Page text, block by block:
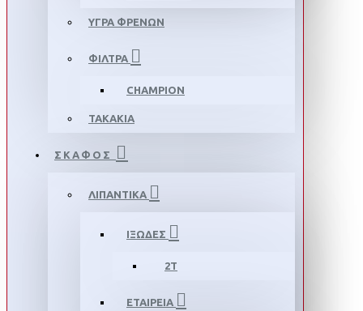
ΥΓΡΑ ΦΡΕΝΩΝ
ΦΙΛΤΡΑ
CHAMPION
ΤΑΚΑΚΙΑ
ΣΚΑΦΟΣ
ΛΙΠΑΝΤΙΚΑ
ΙΞΩΔΕΣ
2T
ΕΤΑΙΡΕΙΑ